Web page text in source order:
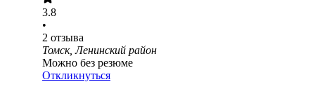
3.8
•
2 отзыва
Томск, Ленинский район
Можно без резюме
Откликнуться